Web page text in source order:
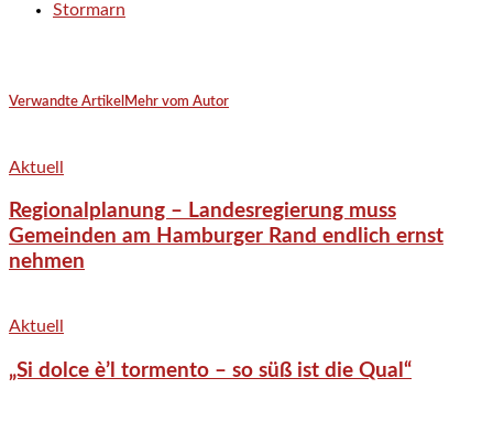
Stormarn
Verwandte Artikel Mehr vom Autor
Aktuell
Regionalplanung – Landesregierung muss
Gemeinden am Hamburger Rand endlich ernst
nehmen
Aktuell
„Si dolce è’l tormento – so süß ist die Qual“